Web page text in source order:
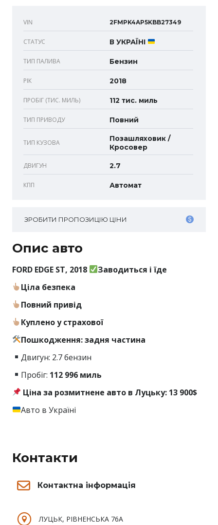
VIN 2FMPK4AP5KBB27349
СТАТУС В УКРАЇНІ
ТИП ПАЛИВА Бензин
РІК 2018
ПРОБІГ (ТИС. МИЛЬ) 112 тис. миль
ТИП ПРИВОДУ Повний
ТИП КУЗОВА
Позашляховик /
Кросовер
ДВИГУН 2.7
КПП Автомат
ЗРОБИТИ ПРОПОЗИЦІЮ ЦІНИ
Опис авто
FORD EDGE ST, 2018
Заводиться і їде
Ціла безпека
Повний привід
Куплено у страхової
Пошкодження: задня частина
Двигун: 2.7 бензин
Пробіг: 112 996 миль
Ціна за розмитнене авто в Луцьку: 13 900$
Авто в Україні
Контакти
Контактна інформація
ЛУЦЬК, РІВНЕНСЬКА 76А